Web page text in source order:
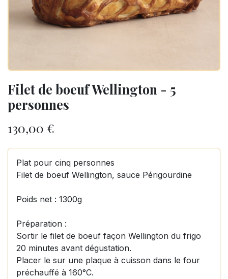
Filet de boeuf Wellington - 5
personnes
130,00 €
Plat pour cinq personnes
Filet de boeuf Wellington, sauce Périgourdine
Poids net : 1300g
Préparation :
Sortir le filet de boeuf façon Wellington du frigo
20 minutes avant dégustation.
Placer le sur une plaque à cuisson dans le four
préchauffé à 160°C.